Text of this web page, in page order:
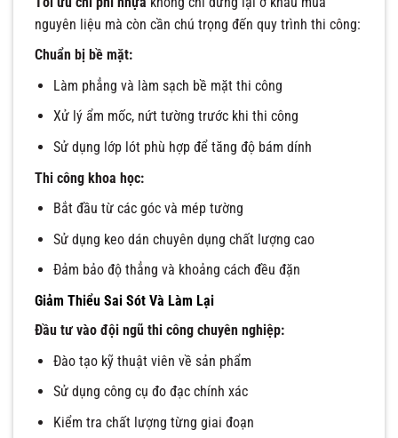
nguyên liệu mà còn cần chú trọng đến quy trình thi công:
Chuẩn bị bề mặt:
Làm phẳng và làm sạch bề mặt thi công
Xử lý ẩm mốc, nứt tường trước khi thi công
Sử dụng lớp lót phù hợp để tăng độ bám dính
Thi công khoa học:
Bắt đầu từ các góc và mép tường
Sử dụng keo dán chuyên dụng chất lượng cao
Đảm bảo độ thẳng và khoảng cách đều đặn
Giảm Thiểu Sai Sót Và Làm Lại
Đầu tư vào đội ngũ thi công chuyên nghiệp:
Đào tạo kỹ thuật viên về sản phẩm
Sử dụng công cụ đo đạc chính xác
Kiểm tra chất lượng từng giai đoạn